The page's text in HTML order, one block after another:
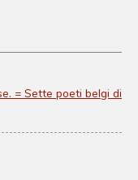
= Sette poeti belgi di